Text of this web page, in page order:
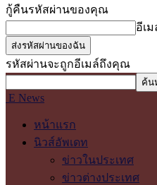
กู้คืนรหัสผ่านของคุณ
อีเ
รหัสผ่านจะถูกอีเมล์ถึงคุณ
E News
หน้าแรก
นิวส์อัพเดท
ข่าวในประเทศ
ข่าวต่างประเทศ